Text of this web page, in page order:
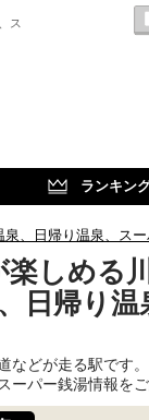
ス
ランキン
、日帰り温泉、ス
楽しめる
日帰り温
などが走る駅です
パー銭湯情報をご